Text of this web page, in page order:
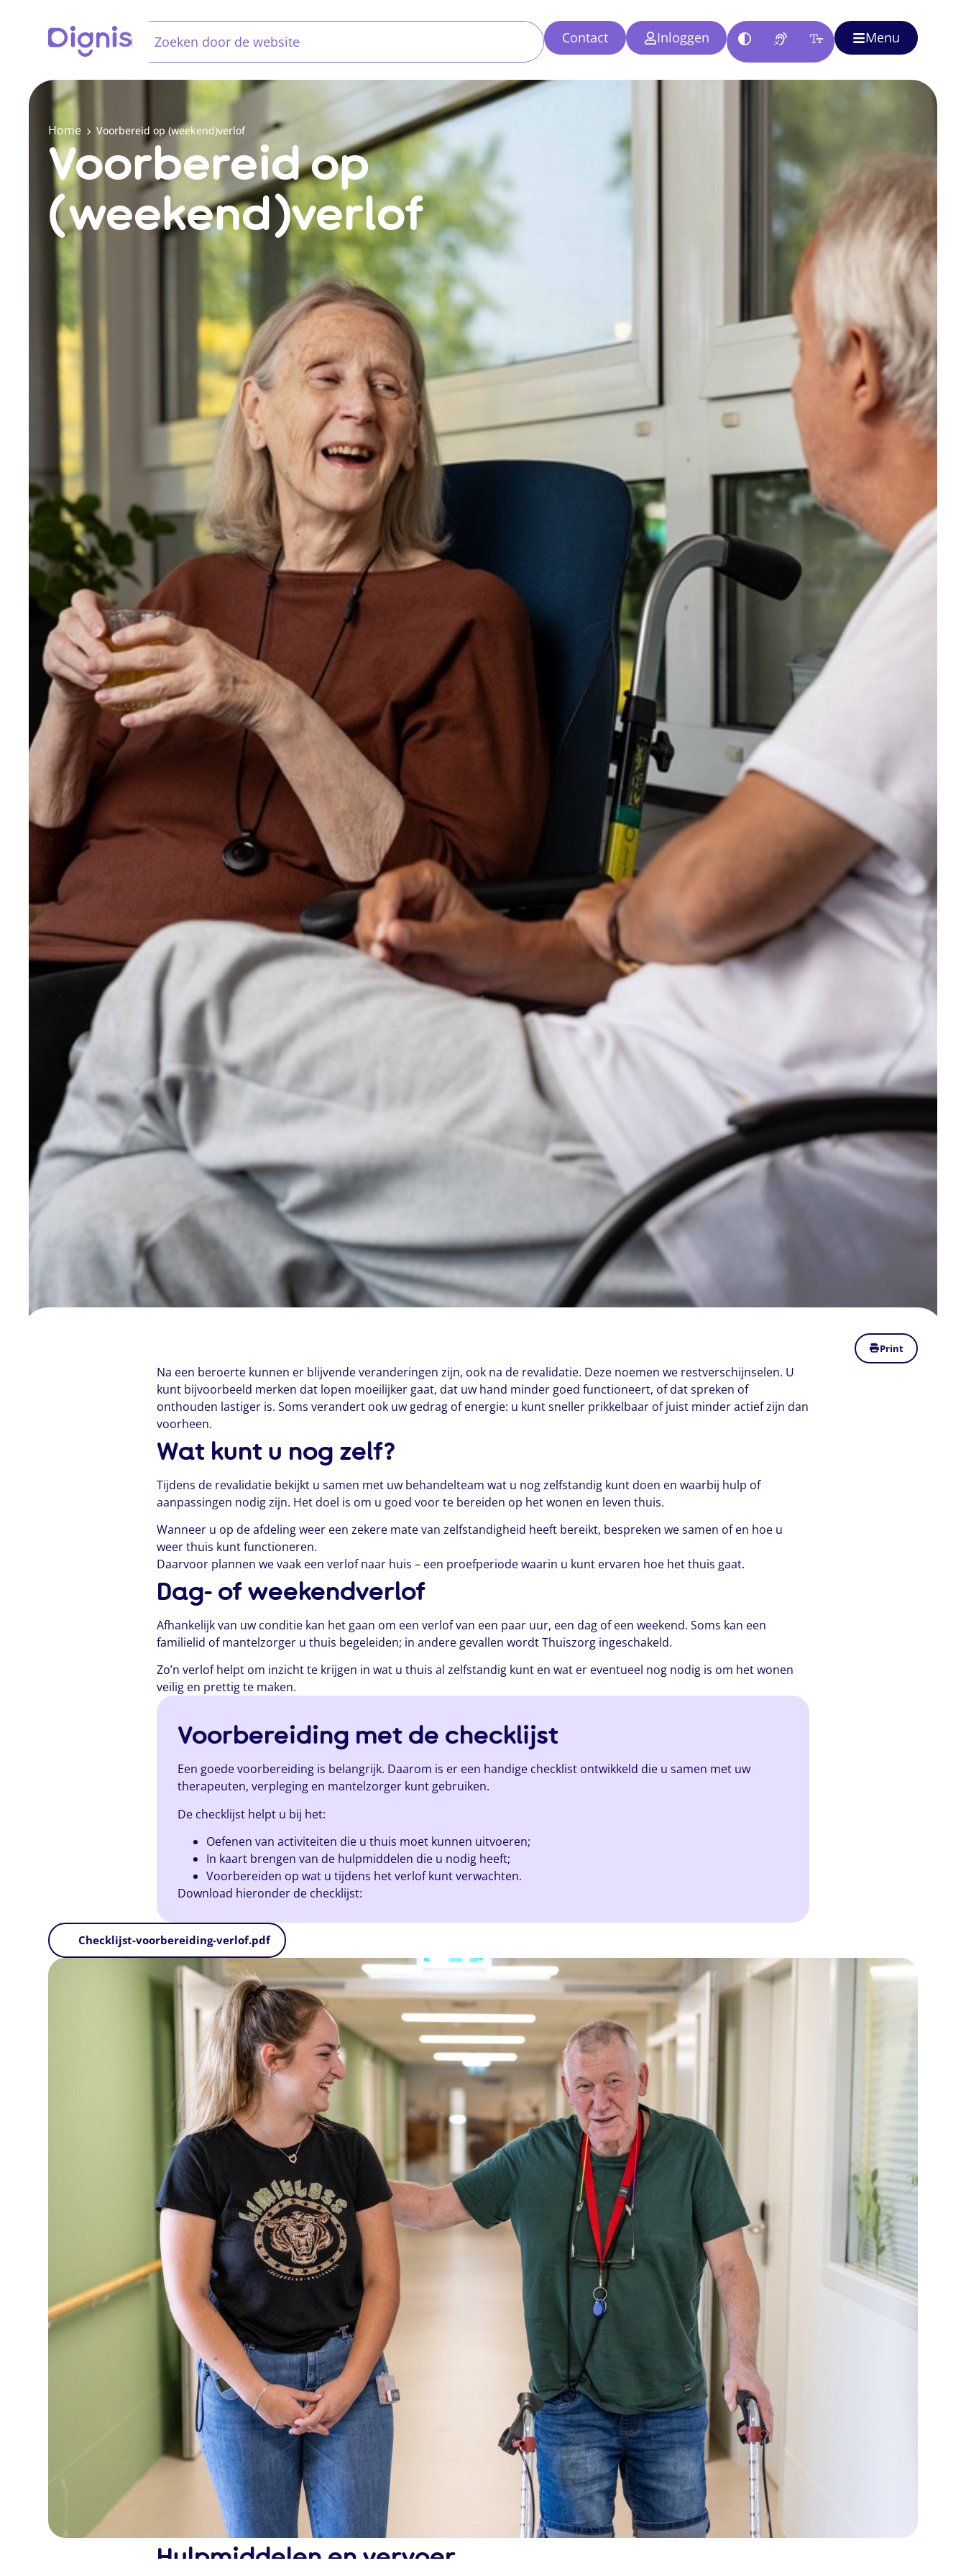
Contact Inloggen Menu
Home Voorbereid op (weekend)verlof
Voorbereid op
(weekend)verlof
Print
Na een beroerte kunnen er blijvende veranderingen zijn, ook na de revalidatie. Deze noemen we restverschijnselen. U
kunt bijvoorbeeld merken dat lopen moeilijker gaat, dat uw hand minder goed functioneert, of dat spreken of
onthouden lastiger is. Soms verandert ook uw gedrag of energie: u kunt sneller prikkelbaar of juist minder actief zijn dan
voorheen.
Wat kunt u nog zelf?
Tijdens de revalidatie bekijkt u samen met uw behandelteam wat u nog zelfstandig kunt doen en waarbij hulp of
aanpassingen nodig zijn. Het doel is om u goed voor te bereiden op het wonen en leven thuis.
Wanneer u op de afdeling weer een zekere mate van zelfstandigheid heeft bereikt, bespreken we samen of en hoe u
weer thuis kunt functioneren.
Daarvoor plannen we vaak een verlof naar huis – een proefperiode waarin u kunt ervaren hoe het thuis gaat.
Dag- of weekendverlof
Afhankelijk van uw conditie kan het gaan om een verlof van een paar uur, een dag of een weekend. Soms kan een
familielid of mantelzorger u thuis begeleiden; in andere gevallen wordt Thuiszorg ingeschakeld.
Zo’n verlof helpt om inzicht te krijgen in wat u thuis al zelfstandig kunt en wat er eventueel nog nodig is om het wonen
veilig en prettig te maken.
Voorbereiding met de checklijst
Een goede voorbereiding is belangrijk. Daarom is er een handige checklist ontwikkeld die u samen met uw
therapeuten, verpleging en mantelzorger kunt gebruiken.
De checklijst helpt u bij het:
Oefenen van activiteiten die u thuis moet kunnen uitvoeren;
In kaart brengen van de hulpmiddelen die u nodig heeft;
Voorbereiden op wat u tijdens het verlof kunt verwachten.
Download hieronder de checklijst:
Checklijst-voorbereiding-verlof.pdf
Hulpmiddelen en vervoer